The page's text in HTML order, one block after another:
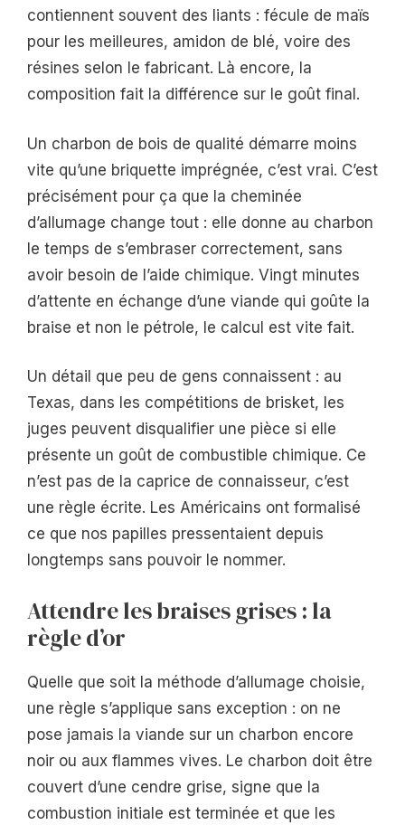
contiennent souvent des liants : fécule de maïs
pour les meilleures, amidon de blé, voire des
résines selon le fabricant. Là encore, la
composition fait la différence sur le goût final.
Un charbon de bois de qualité démarre moins
vite qu’une briquette imprégnée, c’est vrai. C’est
précisément pour ça que la cheminée
d’allumage change tout : elle donne au charbon
le temps de s’embraser correctement, sans
avoir besoin de l’aide chimique. Vingt minutes
d’attente en échange d’une viande qui goûte la
braise et non le pétrole, le calcul est vite fait.
Un détail que peu de gens connaissent : au
Texas, dans les compétitions de brisket, les
juges peuvent disqualifier une pièce si elle
présente un goût de combustible chimique. Ce
n’est pas de la caprice de connaisseur, c’est
une règle écrite. Les Américains ont formalisé
ce que nos papilles pressentaient depuis
longtemps sans pouvoir le nommer.
Attendre les braises grises : la
règle d’or
Quelle que soit la méthode d’allumage choisie,
une règle s’applique sans exception : on ne
pose jamais la viande sur un charbon encore
noir ou aux flammes vives. Le charbon doit être
couvert d’une cendre grise, signe que la
combustion initiale est terminée et que les